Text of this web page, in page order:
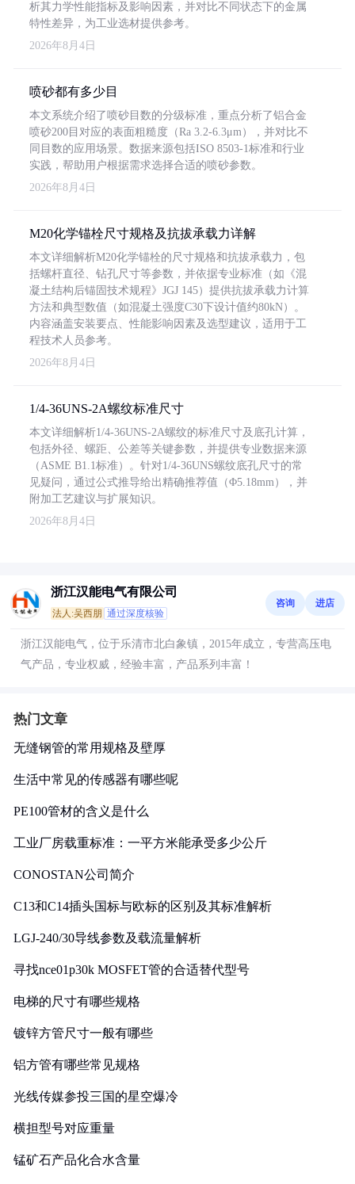
析其力学性能指标及影响因素，并对比不同状态下的金属
特性差异，为工业选材提供参考。
2026年8月4日
喷砂都有多少目
本文系统介绍了喷砂目数的分级标准，重点分析了铝合金
喷砂200目对应的表面粗糙度（Ra 3.2-6.3μm），并对比不
同目数的应用场景。数据来源包括ISO 8503-1标准和行业
实践，帮助用户根据需求选择合适的喷砂参数。
2026年8月4日
M20化学锚栓尺寸规格及抗拔承载力详解
本文详细解析M20化学锚栓的尺寸规格和抗拔承载力，包
括螺杆直径、钻孔尺寸等参数，并依据专业标准（如《混
凝土结构后锚固技术规程》JGJ 145）提供抗拔承载力计算
方法和典型数值（如混凝土强度C30下设计值约80kN）。
内容涵盖安装要点、性能影响因素及选型建议，适用于工
程技术人员参考。
2026年8月4日
1/4-36UNS-2A螺纹标准尺寸
本文详细解析1/4-36UNS-2A螺纹的标准尺寸及底孔计算，
包括外径、螺距、公差等关键参数，并提供专业数据来源
（ASME B1.1标准）。针对1/4-36UNS螺纹底孔尺寸的常
见疑问，通过公式推导给出精确推荐值（Φ5.18mm），并
附加工艺建议与扩展知识。
2026年8月4日
浙江汉能电气有限公司
法人:吴西朋 通过深度核验
咨询 进店
浙江汉能电气，位于乐清市北白象镇，2015年成立，专营高压电
气产品，专业权威，经验丰富，产品系列丰富！
热门文章
无缝钢管的常用规格及壁厚
生活中常见的传感器有哪些呢
PE100管材的含义是什么
工业厂房载重标准：一平方米能承受多少公斤
CONOSTAN公司简介
C13和C14插头国标与欧标的区别及其标准解析
LGJ-240/30导线参数及载流量解析
寻找nce01p30k MOSFET管的合适替代型号
电梯的尺寸有哪些规格
镀锌方管尺寸一般有哪些
铝方管有哪些常见规格
光线传媒参投三国的星空爆冷
横担型号对应重量
锰矿石产品化合水含量